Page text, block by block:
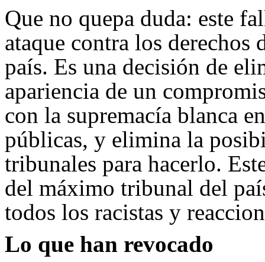
Que no quepa duda: este
ataque contra los derechos
país. Es una decisión de
apariencia de un
con la supremacía blanca
públicas, y elimina la
tribunales para hacerlo.
del máximo tribunal del
todos los racistas y
Lo que han revocado